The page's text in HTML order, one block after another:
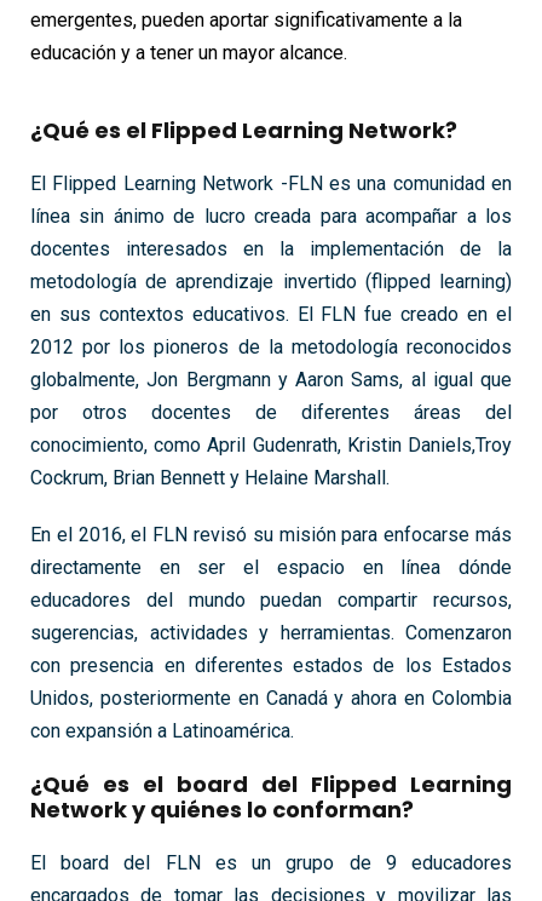
emergentes, pueden aportar significativamente a la
educación y a tener un mayor alcance.
¿Qué es el Flipped Learning Network?
El Flipped Learning Network -FLN es una comunidad en
línea sin ánimo de lucro creada para acompañar a los
docentes interesados en la implementación de la
metodología de aprendizaje invertido (flipped learning)
en sus contextos educativos. El FLN fue creado en el
2012 por los pioneros de la metodología reconocidos
globalmente, Jon Bergmann y Aaron Sams, al igual que
por otros docentes de diferentes áreas del
conocimiento, como April Gudenrath, Kristin Daniels,Troy
Cockrum, Brian Bennett y Helaine Marshall.
En el 2016, el FLN revisó su misión para enfocarse más
directamente en ser el espacio en línea dónde
educadores del mundo puedan compartir recursos,
sugerencias, actividades y herramientas. Comenzaron
con presencia en diferentes estados de los Estados
Unidos, posteriormente en Canadá y ahora en Colombia
con expansión a Latinoamérica.
¿Qué es el board del Flipped Learning
Network y quiénes lo conforman?
El board del FLN es un grupo de 9 educadores
encargados de tomar las decisiones y movilizar las